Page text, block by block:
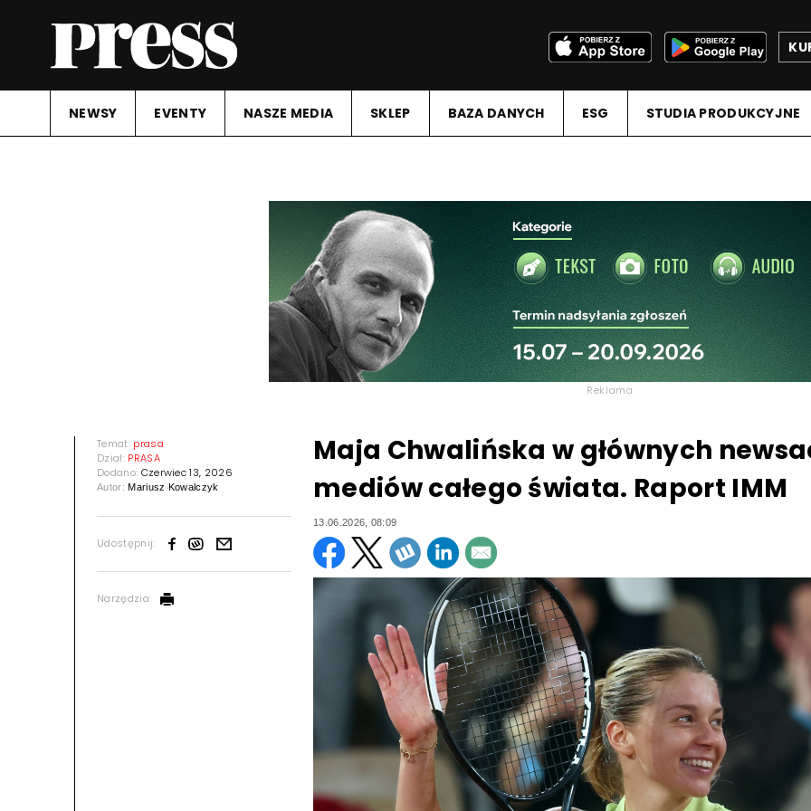
NEWSY EVENTY NASZE MEDIA SKLEP BAZA DANYCH ESG STUDIA PRODUKCYJNE
Reklama
Temat: prasa
Dział: PRASA
Dodano: Czerwiec 13, 2026
Autor:Mariusz Kowalczyk
Udostępnij:
Narzędzia:
Maja Chwalińska w głównych
mediów całego świata. Raport IMM
13.06.2026, 08:09